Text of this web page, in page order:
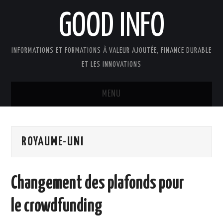
GOOD INFO
INFORMATIONS ET FORMATIONS À VALEUR AJOUTÉE, FINANCE DURABLE
ET LES INNOVATIONS
MENU
GOOD INFO DANS LA PRESSE
PUBLICATIONS
ROYAUME-UNI
Changement des plafonds pour
le crowdfunding